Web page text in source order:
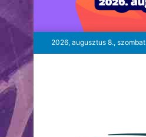
2026, augusztus 8., szombat